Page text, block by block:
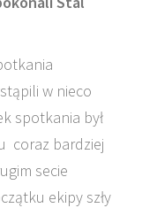
w nieco
spotkania był
coraz bardziej
secie
ekipy szły